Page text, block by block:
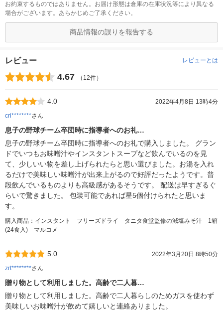
お約束するものではありません。お届け形態は倉庫の在庫状況等により異なる
場合がございます。あらかじめご了承ください。
商品情報の誤りを報告する
レビュー レビューとは
4.67 （12件）
4.0
2022年4月8日 13時4分
cri********さん
息子の野球チーム卒団時に指導者へのお礼…
息子の野球チーム卒団時に指導者へのお礼で購入しました。 グラン
ドでいつもお味噌汁やインスタントスープなど飲んでいるのを見
て、少しいい物を差し上げられたらと思い選びました。お湯を入れ
るだけで美味しい味噌汁が出来上がるので好評だったようです。普
段飲んでいるものよりも高級感があるそうです。 配送は早すぎるぐ
らいで驚きました。 包装可能であれば星5個付けられたと思いま
す。
購入商品：インスタント フリーズドライ タニタ食堂監修の減塩みそ汁 1箱
(24食入) マルコメ
5.0
2022年3月20日 8時50分
zrt********さん
贈り物として利用しました。高齢で二人暮…
贈り物として利用しました。高齢で二人暮らしのためガスを使わず
美味しいお味噌汁が飲めて嬉しいと連絡ありました。